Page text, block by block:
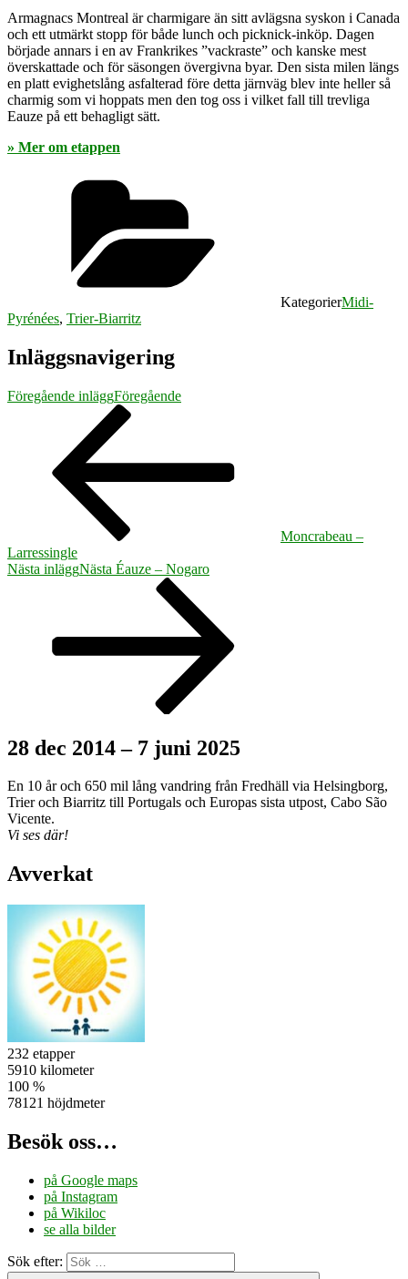
Armagnacs Montreal är charmigare än sitt avlägsna syskon i Canada
och ett utmärkt stopp för både lunch och picknick-inköp. Dagen
började annars i en av Frankrikes ”vackraste” och kanske mest
överskattade och för säsongen övergivna byar. Den sista milen längs
en platt evighetslång asfalterad före detta järnväg blev inte heller så
charmig som vi hoppats men den tog oss i vilket fall till trevliga
Eauze på ett behagligt sätt.
» Mer om etappen
KategorierMidi-
Pyrénées, Trier-Biarritz
Inläggsnavigering
Föregående inläggFöregående
Moncrabeau –
Larressingle
Nästa inläggNästa Éauze – Nogaro
28 dec 2014 – 7 juni 2025
En 10 år och 650 mil lång vandring från Fredhäll via Helsingborg,
Trier och Biarritz till Portugals och Europas sista utpost, Cabo São
Vicente.
Vi ses där!
Avverkat
232 etapper
5910 kilometer
100 %
78121 höjdmeter
Besök oss…
på Google maps
på Instagram
på Wikiloc
se alla bilder
Sök efter: